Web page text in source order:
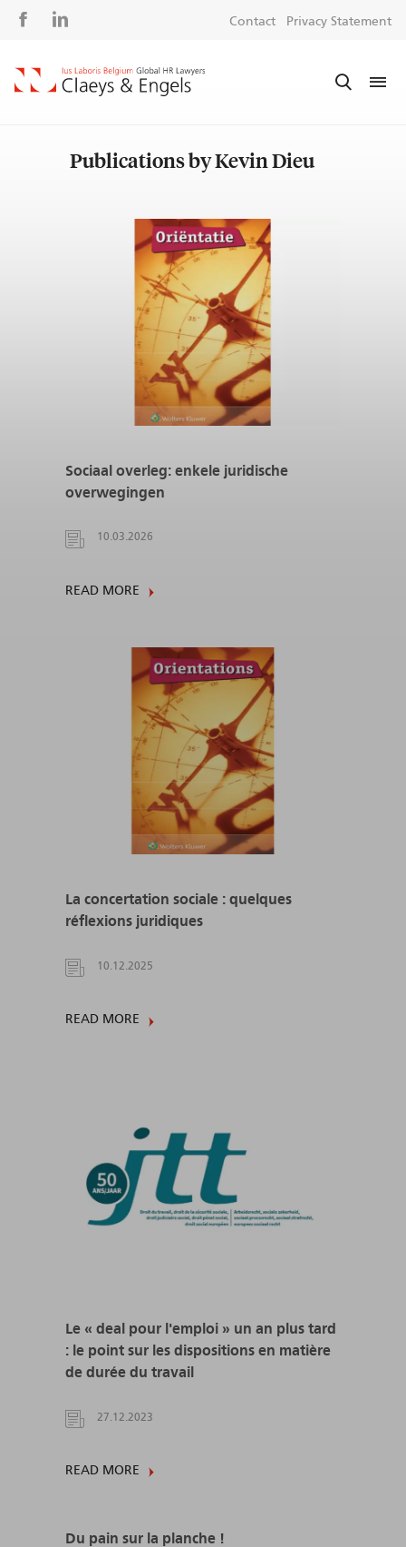
Social
Contact Privacy Statement
Publications by Kevin Dieu
Sociaal overleg: enkele juridische
overwegingen
10.03.2026
READ MORE
La concertation sociale : quelques
réflexions juridiques
10.12.2025
READ MORE
Le « deal pour l'emploi » un an plus tard
: le point sur les dispositions en matière
de durée du travail
27.12.2023
READ MORE
Du pain sur la planche !